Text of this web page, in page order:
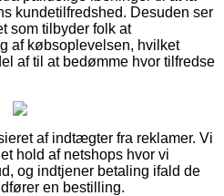
kundetilfredshed. Desuden ser
som tilbyder folk at
af købsoplevelsen, hvilket
af til at bedømme hvor tilfredse
af indtægter fra reklamer. Vi
hold af netshops hvor vi
og indtjener betaling ifald de
en bestilling.